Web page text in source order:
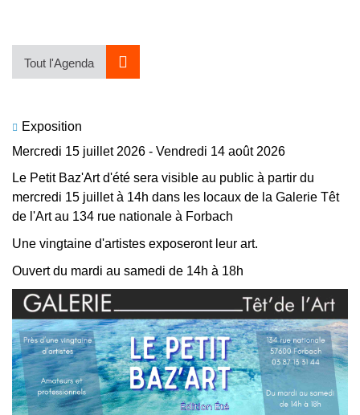
Tout l'Agenda
Exposition
Mercredi 15 juillet 2026 - Vendredi 14 août 2026
Le Petit Baz'Art d'été sera visible au public à partir du
mercredi 15 juillet à 14h dans les locaux de la Galerie Têt
de l'Art au 134 rue nationale à Forbach
Une vingtaine d'artistes exposeront leur art.
Ouvert du mardi au samedi de 14h à 18h